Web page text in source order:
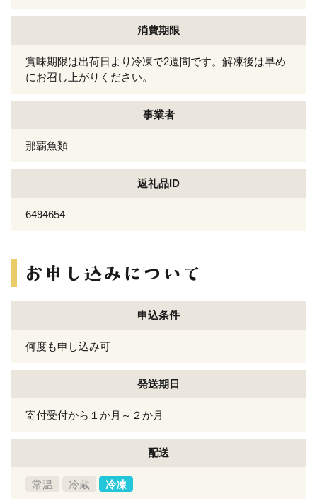
消費期限
賞味期限は出荷日より冷凍で2週間です。解凍後は早め
にお召し上がりください。
事業者
那覇魚類
返礼品ID
6494654
申込条件
何度も申し込み可
発送期日
寄付受付から１か月～２か月
配送
常温 冷蔵 冷凍